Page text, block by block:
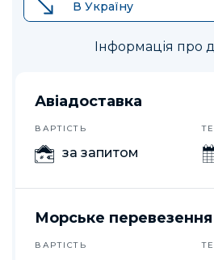
В Україну
Інформація про
Авіадоставка
ВАРТІСТЬ
за запитом
Морське перевезення
ВАРТІСТЬ